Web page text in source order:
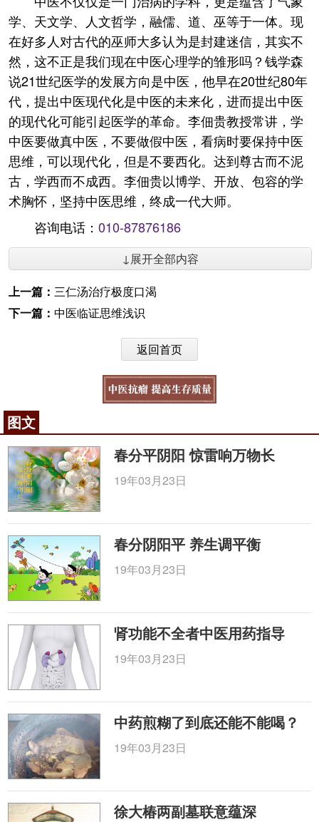
学、天文学、人文哲学，融儒、道、巫等于一体。现
在好多人对古代的巫师大多认为是封建迷信，其实不
然，这不正是我们现在中医心理学的雏形吗？钱学森
说21世纪医学的发展方向是中医，他早在20世纪80年
代，提出中医现代化是中医的未来化，进而提出中医
的现代化可能引起医学的革命。李佃贵教授常讲，学
中医要做真中医，不要做假中医，看病时要保持中医
思维，可以现代化，但是不要西化。达到尊古而不泥
古，学西而不成西。李佃贵以博学、开放、包容的学
术胸怀，坚持中医思维，终成一代大师。
咨询电话： 010-87876186
↓展开全部内容
上一篇： 三仁汤治疗极度口渴
下一篇： 中医临证思维浅识
返回首页
图文
春分平阴阳 惊雷响万物长
19年03月23日
春分阴阳平 养生调平衡
19年03月23日
肾功能不全者中医用药指导
19年03月23日
中药煎糊了到底还能不能喝？
19年03月23日
徐大椿两副墓联意蕴深